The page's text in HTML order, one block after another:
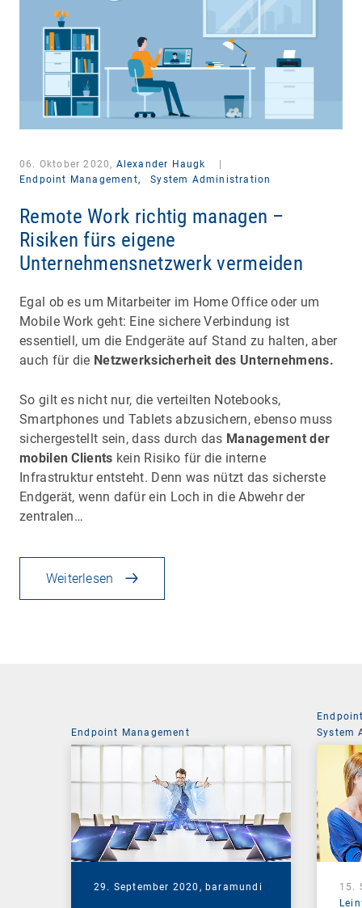
06. Oktober 2020, Alexander Haugk
Endpoint Management,
System Administration
Remote Work richtig managen –
Risiken fürs eigene
Unternehmensnetzwerk vermeiden
Egal ob es um Mitarbeiter im Home Office oder um
Mobile Work geht: Eine sichere Verbindung ist
essentiell, um die Endgeräte auf Stand zu halten, aber
auch für die Netzwerksicherheit des Unternehmens.
So gilt es nicht nur, die verteilten Notebooks,
Smartphones und Tablets abzusichern, ebenso muss
sichergestellt sein, dass durch das Management der
mobilen Clients kein Risiko für die interne
Infrastruktur entsteht. Denn was nützt das sicherste
Endgerät, wenn dafür ein Loch in die Abwehr der
zentralen…
Weiterlesen
Endpoint Management
29. September 2020, baramundi
System
15.